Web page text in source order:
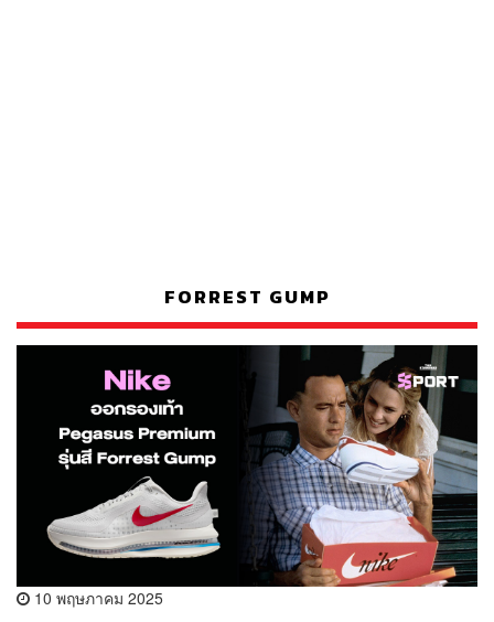
FORREST GUMP
10 พฤษภาคม 2025